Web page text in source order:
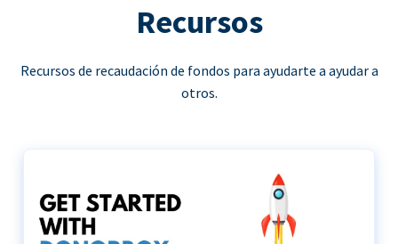
Recursos
Recursos de recaudación de fondos para ayudarte a ayudar a
otros.